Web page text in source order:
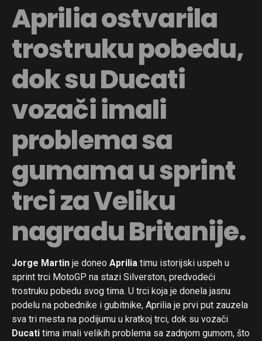
Aprilia ostvarila
trostruku pobedu,
dok su Ducati
vozači imali
problema sa
gumama u sprint
trci za Veliku
nagradu Britanije.
Jorge Martin je doneo Aprilia timu istorijski uspeh u
sprint trci MotoGP na stazi Silverston, predvodeći
trostruku pobedu svog tima. U trci koja je donela jasnu
podelu na pobednike i gubitnike, Aprilia je prvi put zauzela
sva tri mesta na podijumu u kratkoj trci, dok su vozači
Ducati tima imali velikih problema sa zadnjom gumom, što